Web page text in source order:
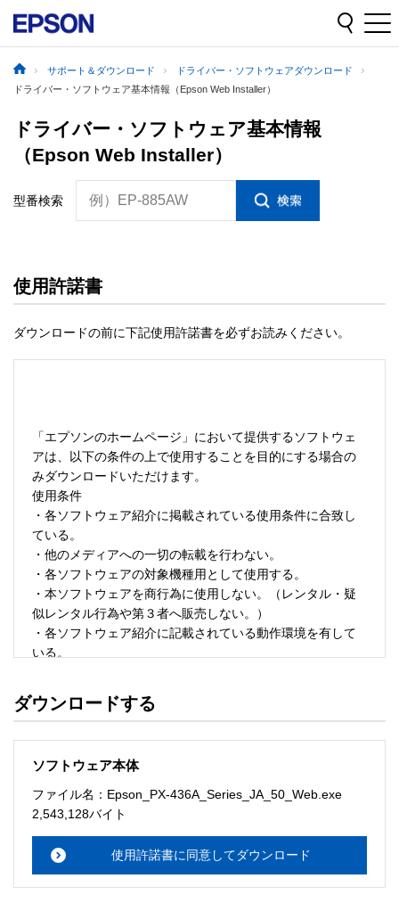
サポート＆ダウンロード
ドライバー・ソフトウェアダウンロード
ドライバー・ソフトウェア基本情報（Epson Web Installer）
ドライバー・ソフトウェア基本情報
（Epson Web Installer）
型番検索 例）EP-885AW
使用許諾書
ダウンロードの前に下記使用許諾書を必ずお読みください。
「エプソンのホームページ」において提供するソフトウェ
アは、以下の条件の上で使用することを目的にする場合の
みダウンロードいただけます。
使用条件
・各ソフトウェア紹介に掲載されている使用条件に合致し
ている。
・他のメディアへの一切の転載を行わない。
・各ソフトウェアの対象機種用として使用する。
・本ソフトウェアを商行為に使用しない。（レンタル・疑
似レンタル行為や第３者へ販売しない。）
・各ソフトウェア紹介に記載されている動作環境を有して
いる。
・ソフトウェアを改変、またはリバースエンジニアリング
ソフトウェアのサポート
・本サーバでは、ユーザーサポートは行いません。搭載ソ
メーションセンターまでお願い
ルをお読み下さい。
ダウンロードする
ソフトウェア本体
ファイル名：Epson_PX-436A_Series_JA_50_Web.exe
2,543,128バイト
使用許諾書に同意してダウンロード